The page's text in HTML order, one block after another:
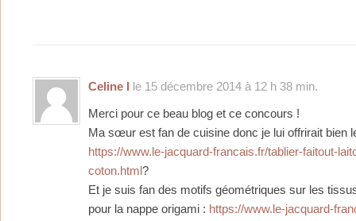
Celine I le 15 décembre 2014 à 12 h 38 min.
Merci pour ce beau blog et ce concours !
Ma sœur est fan de cuisine donc je lui offrirait bien
https://www.le-jacquard-francais.fr/tablier-faitout-
coton.html ?
Et je suis fan des motifs géométriques sur les
pour la nappe origami : https://www.le-jacquard-